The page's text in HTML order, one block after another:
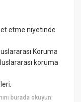
etme niyetinde
Koruma
koruma
burada okuyun: